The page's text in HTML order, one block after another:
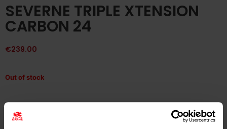
SEVERNE TRIPLE XTENSION
CARBON 24
€239.00
Out of stock
TRIPLE XTENSION